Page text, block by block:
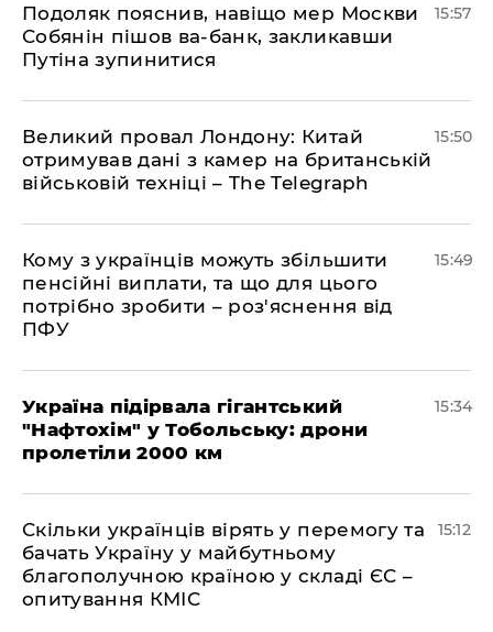
Подоляк пояснив, навіщо мер Москви
Собянін пішов ва-банк, закликавши
Путіна зупинитися
15:57
Великий провал Лондону: Китай
отримував дані з камер на британській
військовій техніці – The Telegraph
15:50
Кому з українців можуть збільшити
пенсійні виплати, та що для цього
потрібно зробити – роз'яснення від
ПФУ
15:49
Україна підірвала гігантський
"Нафтохім" у Тобольську: дрони
пролетіли 2000 км
15:34
Скільки українців вірять у перемогу та
бачать Україну у майбутньому
благополучною країною у складі ЄС –
опитування КМІС
15:12